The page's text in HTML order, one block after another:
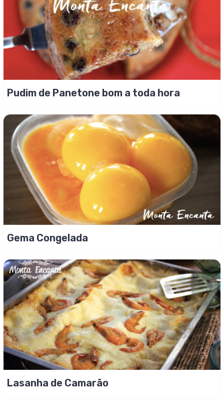
Pudim de Panetone bom a toda hora
Gema Congelada
Lasanha de Camarão